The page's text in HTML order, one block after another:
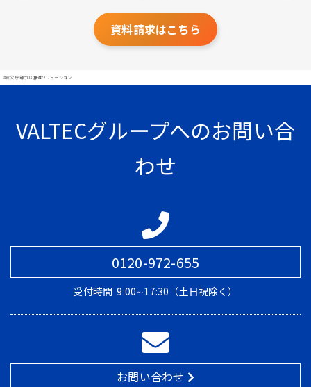
資料請求はこちら
#官公庁向けDX推進ソリューション
VALTECグループへのお問い合
わせ
0120-972-655
受付時間 9:00∼17:30（土日祝除く）
お問い合わせ